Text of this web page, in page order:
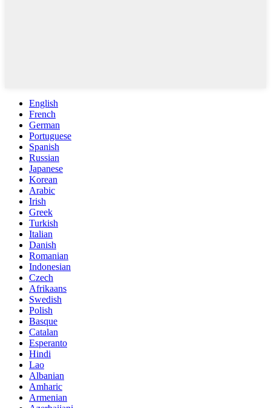
English
French
German
Portuguese
Spanish
Russian
Japanese
Korean
Arabic
Irish
Greek
Turkish
Italian
Danish
Romanian
Indonesian
Czech
Afrikaans
Swedish
Polish
Basque
Catalan
Esperanto
Hindi
Lao
Albanian
Amharic
Armenian